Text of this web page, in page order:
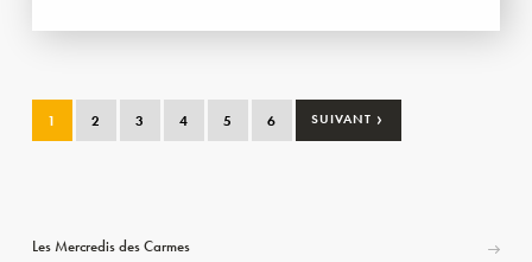
1 2 3 4 5 6 SUIVANT ›
Les Mercredis des Carmes